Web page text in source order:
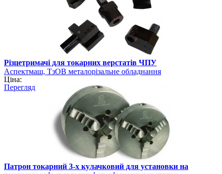
Різцетримачі для токарних верстатів ЧПУ
Аспектмаш, ТзОВ металорізальне обладнання
Ціна:
Перегляд
Патрон токарний 3-х кулачковий для установки на